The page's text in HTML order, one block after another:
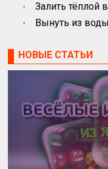
· Залить тёплой
· Вынуть из
НОВЫЕ СТАТЬИ